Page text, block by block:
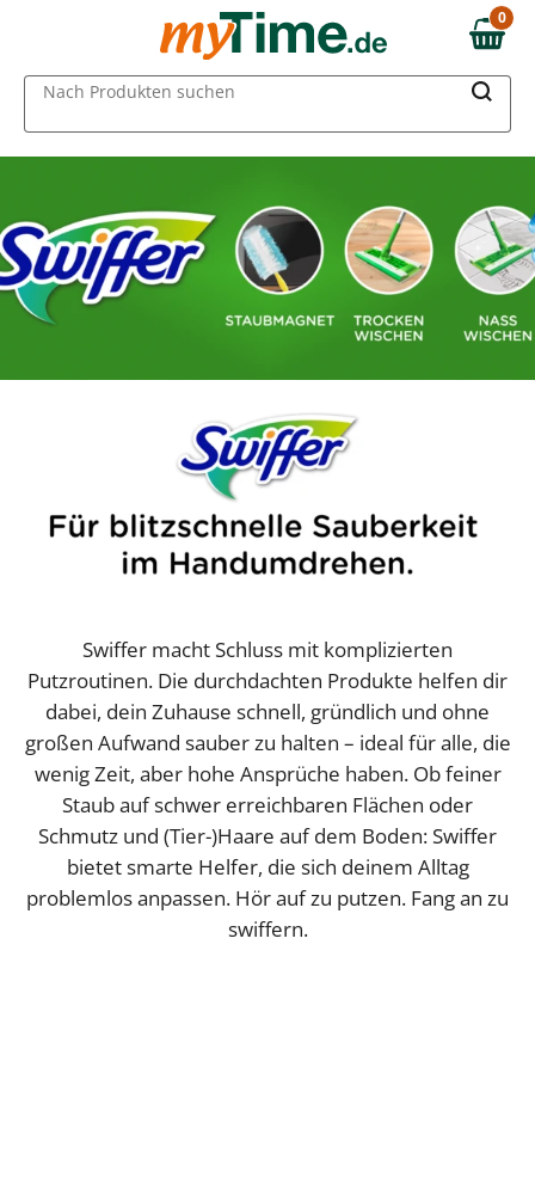
0,00 €
0
Nach Produkten suchen
Swiffer macht Schluss mit komplizierten
Putzroutinen. Die durchdachten Produkte helfen dir
dabei, dein Zuhause schnell, gründlich und ohne
großen Aufwand sauber zu halten – ideal für alle, die
wenig Zeit, aber hohe Ansprüche haben. Ob feiner
Staub auf schwer erreichbaren Flächen oder
Schmutz und (Tier-)Haare auf dem Boden: Swiffer
bietet smarte Helfer, die sich deinem Alltag
problemlos anpassen. Hör auf zu putzen. Fang an zu
swiffern.